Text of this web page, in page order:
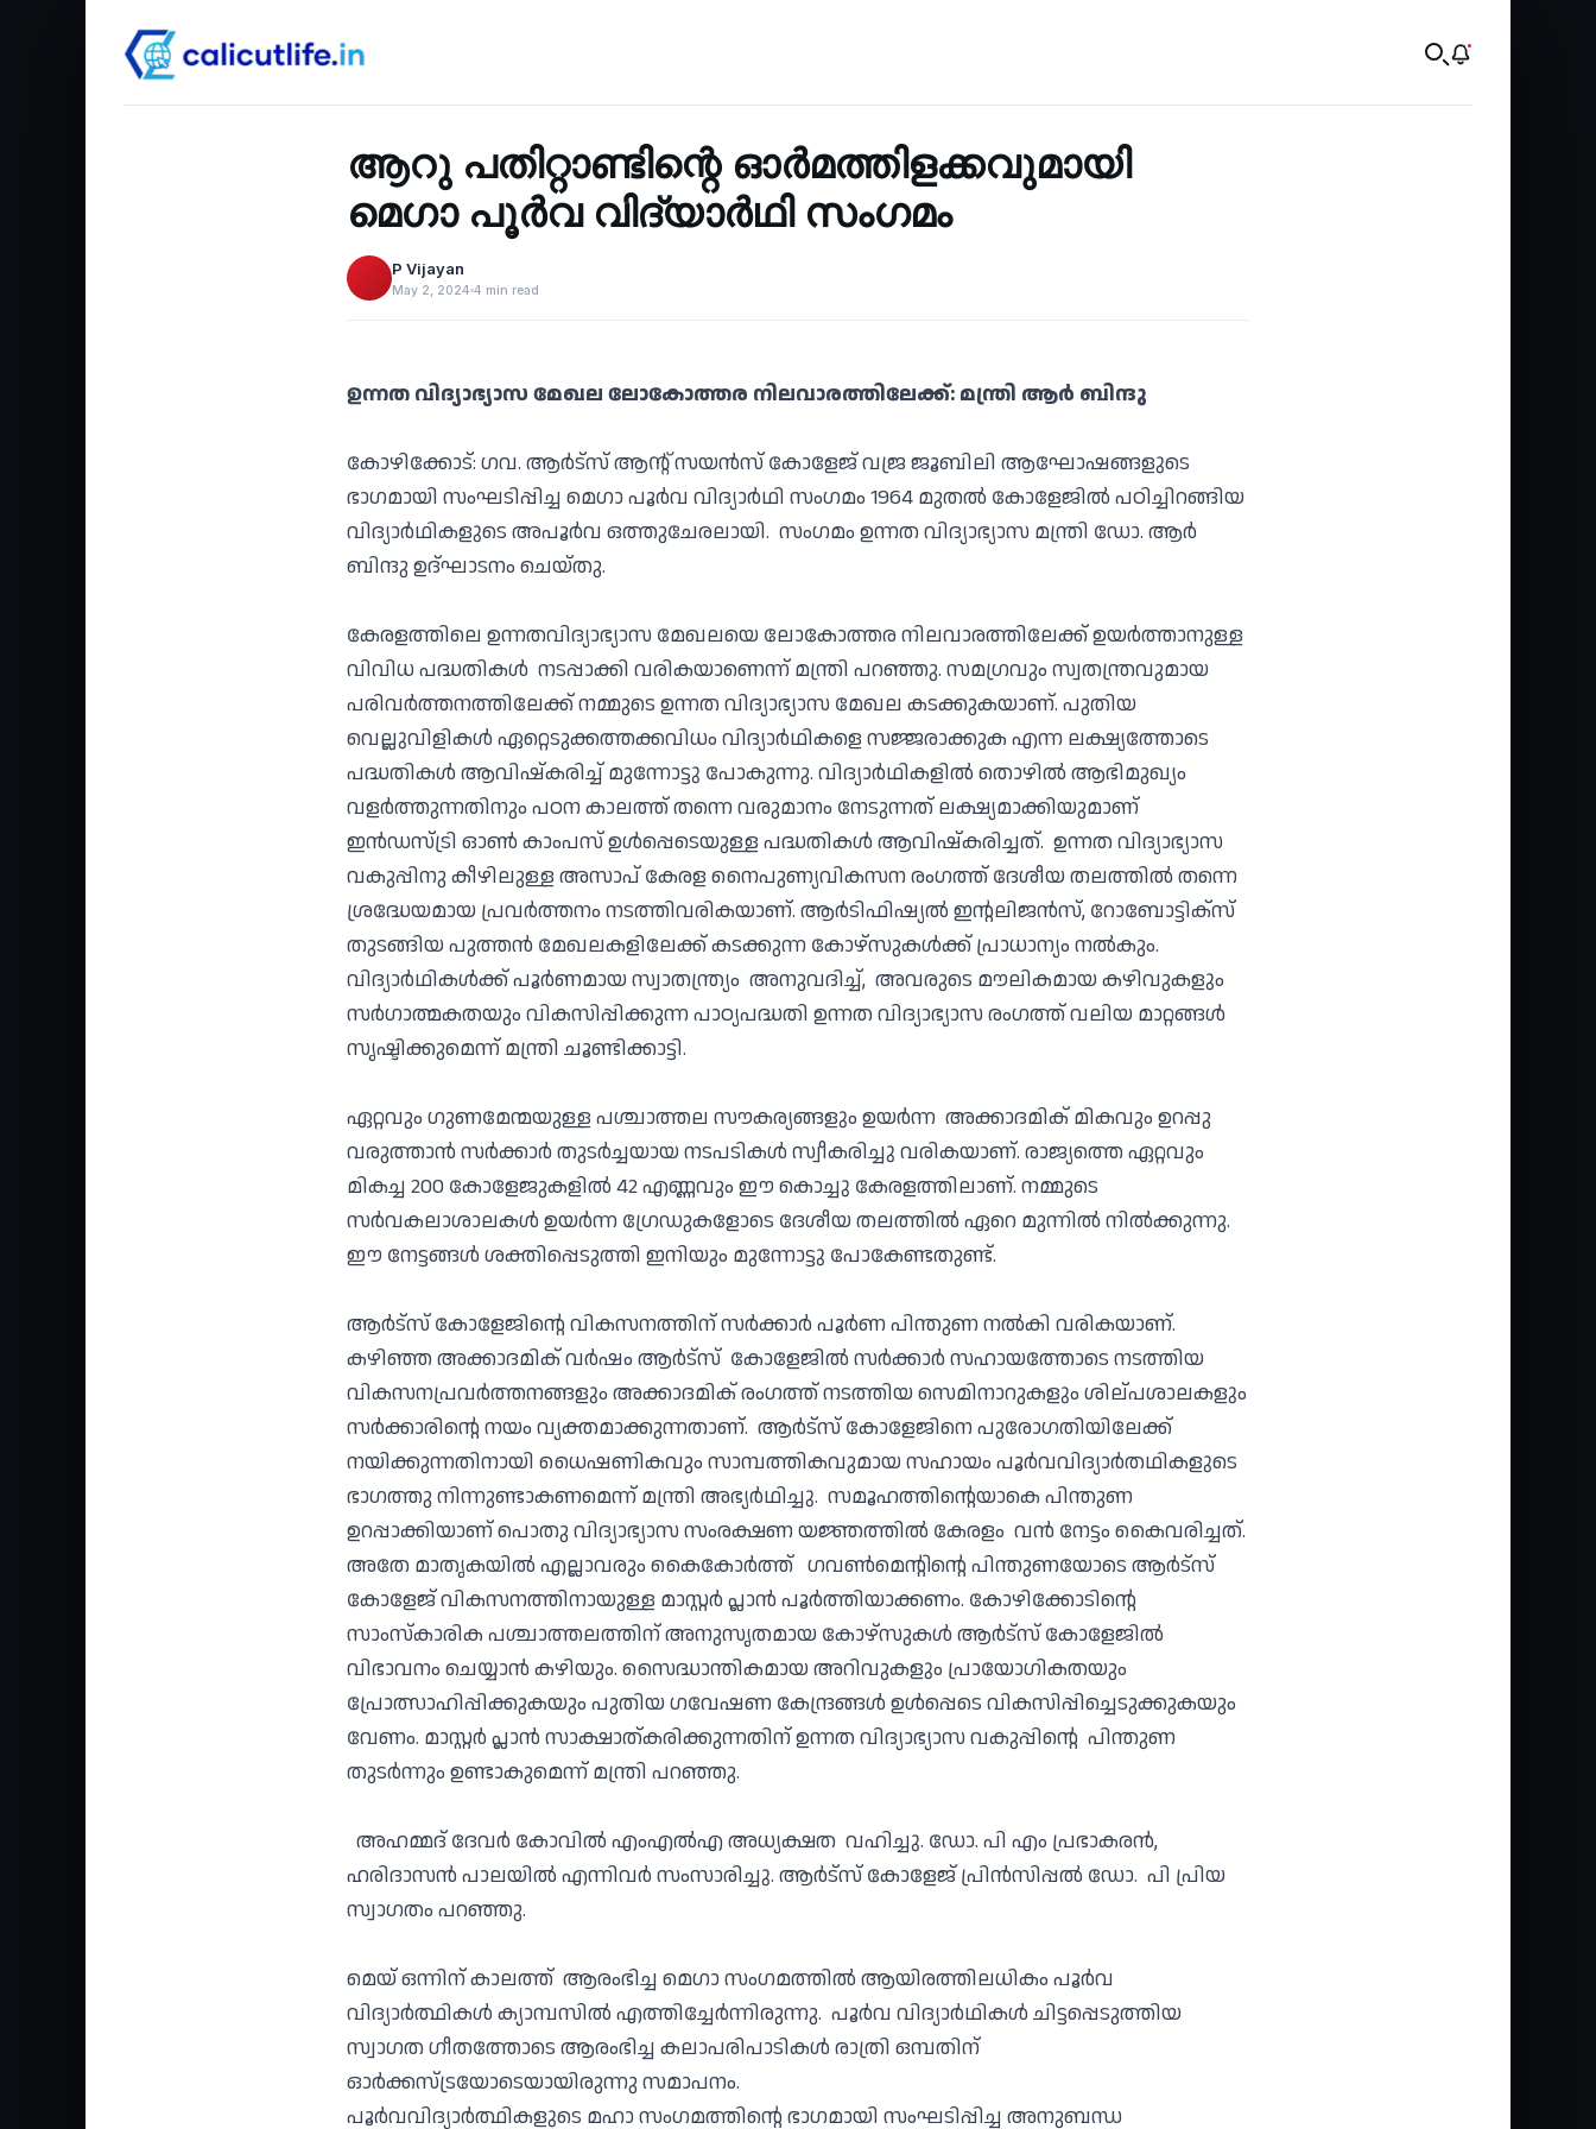
‹
ആറു പതിറ്റാണ്ടിന്റെ ഓർമത്തിളക്കവുമായി
മെഗാ പൂർവ വിദ്യാർഥി സംഗമം
P Vijayan
May 2, 2024 4 min read
ഉന്നത വിദ്യാഭ്യാസ മേഖല ലോകോത്തര നിലവാരത്തിലേക്ക്: മന്ത്രി ആർ ബിന്ദു
കോഴിക്കോട്: ഗവ. ആർട്സ് ആന്റ് സയൻസ് കോളേജ് വജ്ര ജൂബിലി ആഘോഷങ്ങളുടെ
ഭാഗമായി സംഘടിപ്പിച്ച മെഗാ പൂർവ വിദ്യാർഥി സംഗമം 1964 മുതൽ കോളേജിൽ പഠിച്ചിറങ്ങിയ
വിദ്യാർഥികളുടെ അപൂർവ ഒത്തുചേരലായി. സംഗമം ഉന്നത വിദ്യാഭ്യാസ മന്ത്രി ഡോ. ആർ
ബിന്ദു ഉദ്ഘാടനം ചെയ്തു.
കേരളത്തിലെ ഉന്നതവിദ്യാഭ്യാസ മേഖലയെ ലോകോത്തര നിലവാരത്തിലേക്ക് ഉയർത്താനുള്ള
വിവിധ പദ്ധതികൾ നടപ്പാക്കി വരികയാണെന്ന് മന്ത്രി പറഞ്ഞു. സമഗ്രവും സ്വതന്ത്രവുമായ
പരിവർത്തനത്തിലേക്ക് നമ്മുടെ ഉന്നത വിദ്യാഭ്യാസ മേഖല കടക്കുകയാണ്. പുതിയ
വെല്ലുവിളികൾ ഏറ്റെടുക്കത്തക്കവിധം വിദ്യാർഥികളെ സജ്ജരാക്കുക എന്ന ലക്ഷ്യത്തോടെ
പദ്ധതികൾ ആവിഷ്കരിച്ച് മുന്നോട്ടു പോകുന്നു. വിദ്യാർഥികളിൽ തൊഴിൽ ആഭിമുഖ്യം
വളർത്തുന്നതിനും പഠന കാലത്ത് തന്നെ വരുമാനം നേടുന്നത് ലക്ഷ്യമാക്കിയുമാണ്
ഇൻഡസ്ട്രി ഓൺ കാംപസ് ഉൾപ്പെടെയുള്ള പദ്ധതികൾ ആവിഷ്കരിച്ചത്. ഉന്നത വിദ്യാഭ്യാസ
വകുപ്പിനു കീഴിലുള്ള അസാപ് കേരള നൈപുണ്യവികസന രംഗത്ത് ദേശീയ തലത്തിൽ തന്നെ
ശ്രദ്ധേയമായ പ്രവർത്തനം നടത്തിവരികയാണ്. ആർടിഫിഷ്യൽ ഇന്റലിജൻസ്, റോബോട്ടിക്സ്
തുടങ്ങിയ പുത്തൻ മേഖലകളിലേക്ക് കടക്കുന്ന കോഴ്സുകൾക്ക് പ്രാധാന്യം നൽകും.
വിദ്യാർഥികൾക്ക് പൂർണമായ സ്വാതന്ത്ര്യം അനുവദിച്ച്, അവരുടെ മൗലികമായ കഴിവുകളും
സർഗാത്മകതയും വികസിപ്പിക്കുന്ന പാഠ്യപദ്ധതി ഉന്നത വിദ്യാഭ്യാസ രംഗത്ത് വലിയ മാറ്റങ്ങൾ
സൃഷ്ടിക്കുമെന്ന് മന്ത്രി ചൂണ്ടിക്കാട്ടി.
ഏറ്റവും ഗുണമേന്മയുള്ള പശ്ചാത്തല സൗകര്യങ്ങളും ഉയർന്ന അക്കാദമിക് മികവും ഉറപ്പു
വരുത്താൻ സർക്കാർ തുടർച്ചയായ നടപടികൾ സ്വീകരിച്ചു വരികയാണ്. രാജ്യത്തെ ഏറ്റവും
മികച്ച 200 കോളേജുകളിൽ 42 എണ്ണവും ഈ കൊച്ചു കേരളത്തിലാണ്. നമ്മുടെ
സർവകലാശാലകൾ ഉയർന്ന ഗ്രേഡുകളോടെ ദേശീയ തലത്തിൽ ഏറെ മുന്നിൽ നിൽക്കുന്നു.
ഈ നേട്ടങ്ങൾ ശക്തിപ്പെടുത്തി ഇനിയും മുന്നോട്ടു പോകേണ്ടതുണ്ട്.
ആർട്സ് കോളേജിന്റെ വികസനത്തിന് സർക്കാർ പൂർണ പിന്തുണ നൽകി വരികയാണ്.
കഴിഞ്ഞ അക്കാദമിക് വർഷം ആർട്സ് കോളേജിൽ സർക്കാർ സഹായത്തോടെ നടത്തിയ
വികസനപ്രവർത്തനങ്ങളും അക്കാദമിക് രംഗത്ത് നടത്തിയ സെമിനാറുകളും ശില്പശാലകളും
സർക്കാരിന്റെ നയം വ്യക്തമാക്കുന്നതാണ്. ആർട്സ് കോളേജിനെ പുരോഗതിയിലേക്ക്‌
നയിക്കുന്നതിനായി ധൈഷണികവും സാമ്പത്തികവുമായ സഹായം പൂർവവിദ്യാർതഥികളുടെ
ഭാഗത്തു നിന്നുണ്ടാകണമെന്ന് മന്ത്രി അഭ്യർഥിച്ചു. സമൂഹത്തിന്റെയാകെ പിന്തുണ
ഉറപ്പാക്കിയാണ് പൊതു വിദ്യാഭ്യാസ സംരക്ഷണ യജ്ഞത്തിൽ കേരളം വൻ നേട്ടം കൈവരിച്ചത്.
അതേ മാതൃകയിൽ എല്ലാവരും കൈകോർത്ത് ഗവൺമെന്റിന്റെ പിന്തുണയോടെ ആർട്സ്
കോളേജ് വികസനത്തിനായുള്ള മാസ്റ്റർ പ്ലാൻ പൂർത്തിയാക്കണം. കോഴിക്കോടിന്റെ
സാംസ്കാരിക പശ്ചാത്തലത്തിന് അനുസൃതമായ കോഴ്സുകൾ ആർട്സ് കോളേജിൽ
വിഭാവനം ചെയ്യാൻ കഴിയും. സൈദ്ധാന്തികമായ അറിവുകളും പ്രായോഗികതയും
പ്രോത്സാഹിപ്പിക്കുകയും പുതിയ ഗവേഷണ കേന്ദ്രങ്ങൾ ഉൾപ്പെടെ വികസിപ്പിച്ചെടുക്കുകയും
വേണം. മാസ്റ്റർ പ്ലാൻ സാക്ഷാത്കരിക്കുന്നതിന് ഉന്നത വിദ്യാഭ്യാസ വകുപ്പിന്റെ പിന്തുണ
തുടർന്നും ഉണ്ടാകുമെന്ന് മന്ത്രി പറഞ്ഞു.
അഹമ്മദ് ദേവർ കോവിൽ എംഎൽഎ അധ്യക്ഷത വഹിച്ചു. ഡോ. പി എം പ്രഭാകരൻ,
ഹരിദാസൻ പാലയിൽ എന്നിവർ സംസാരിച്ചു. ആർട്സ് കോളേജ് പ്രിൻസിപ്പൽ ഡോ. പി പ്രിയ
സ്വാഗതം പറഞ്ഞു.
മെയ് ഒന്നിന് കാലത്ത് ആരംഭിച്ച മെഗാ സംഗമത്തിൽ ആയിരത്തിലധികം പൂർവ
വിദ്യാർത്ഥികൾ ക്യാമ്പസിൽ എത്തിച്ചേർന്നിരുന്നു. പൂർവ വിദ്യാർഥികൾ ചിട്ടപ്പെടുത്തിയ
സ്വാഗത ഗീതത്തോടെ ആരംഭിച്ച കലാപരിപാടികൾ രാത്രി ഒമ്പതിന്
ഓർക്കസ്ട്രയോടെയായിരുന്നു സമാപനം.
പൂർവവിദ്യാർത്ഥികളുടെ മഹാ സംഗമത്തിൻ്റെ ഭാഗമായി സംഘടിപ്പിച്ച അനുബന്ധ